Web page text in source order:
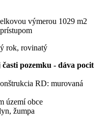
výmerou 1029 m2
rok, rovinatý
pozemku - dáva pocit
RD: murovaná
území obce
žumpa